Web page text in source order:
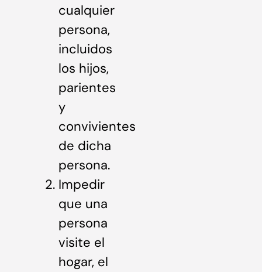
cualquier
persona,
incluidos
los hijos,
parientes
y
convivientes
de dicha
persona.
Impedir
que una
persona
visite el
hogar, el